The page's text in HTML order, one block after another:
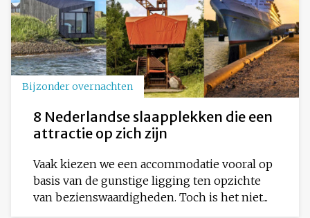
Bijzonder overnachten
8 Nederlandse slaapplekken die een
attractie op zich zijn
Vaak kiezen we een accommodatie vooral op
basis van de gunstige ligging ten opzichte
van bezienswaardigheden. Toch is het niet...